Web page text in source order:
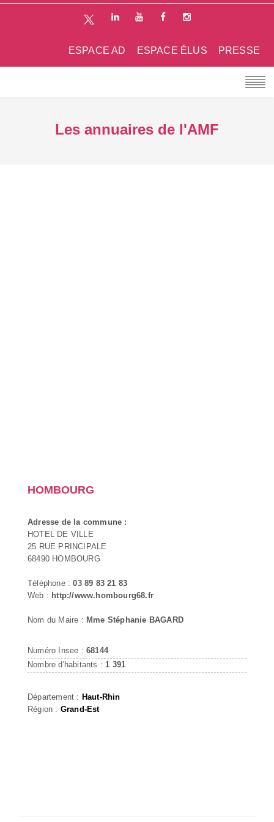
PRESSE
ESPACE ÉLUS
ESPACE AD
Les annuaires de l'AMF
HOMBOURG
Adresse de la commune :
HOTEL DE VILLE
25 RUE PRINCIPALE
68490 HOMBOURG
Téléphone :03 89 83 21 83
Web : http://www.hombourg68.fr
Nom du Maire : Mme Stéphanie BAGARD
Numéro Insee : 68144
Nombre d'habitants : 1 391
Département : Haut-Rhin
Région : Grand-Est